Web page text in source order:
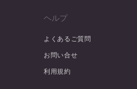
ヘルプ
よくあるご質問
お問い合せ
利用規約